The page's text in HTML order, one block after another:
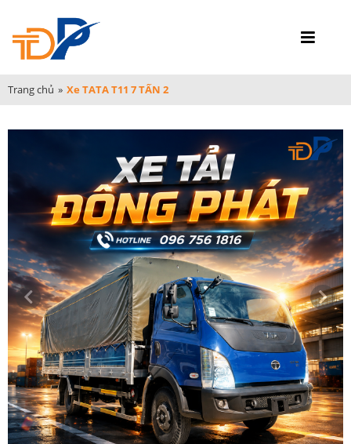
Trang chủ » Xe TATA T11 7 TẤN 2